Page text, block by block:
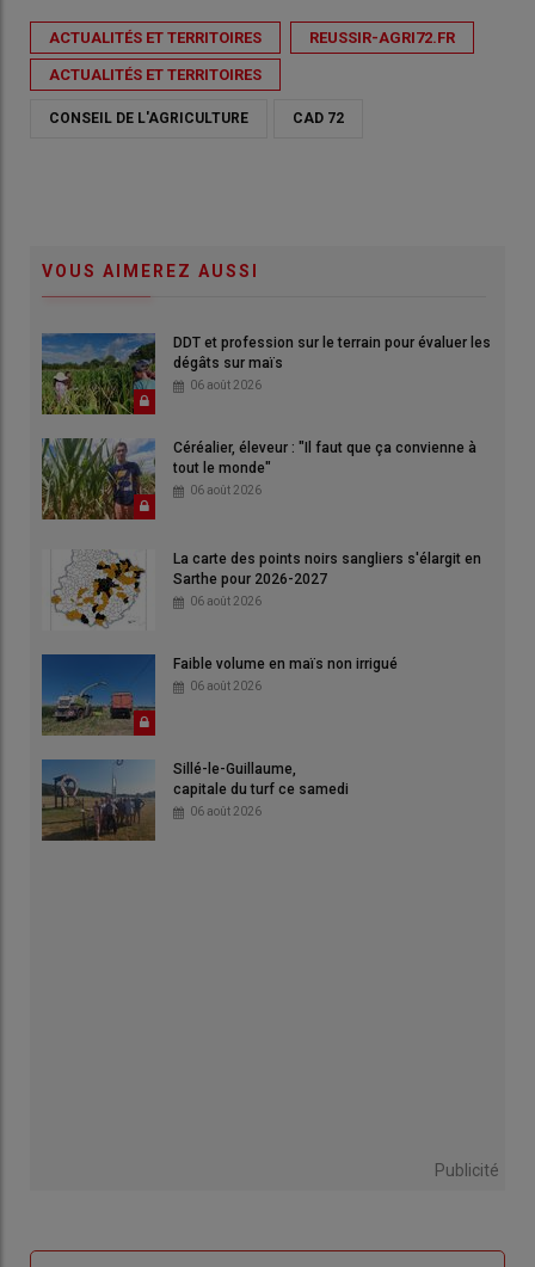
ACTUALITÉS ET TERRITOIRES REUSSIR-AGRI72.FR
ACTUALITÉS ET TERRITOIRES
CONSEIL DE L'AGRICULTURE CAD 72
VOUS AIMEREZ AUSSI
DDT et profession sur le terrain pour évaluer les
dégâts sur maïs
06 août 2026
Céréalier, éleveur : "Il faut que ça convienne à
tout le monde"
06 août 2026
La carte des points noirs sangliers s'élargit en
Sarthe pour 2026-2027
06 août 2026
Faible volume en maïs non irrigué
06 août 2026
Sillé-le-Guillaume,
capitale du turf ce samedi
06 août 2026
Publicité